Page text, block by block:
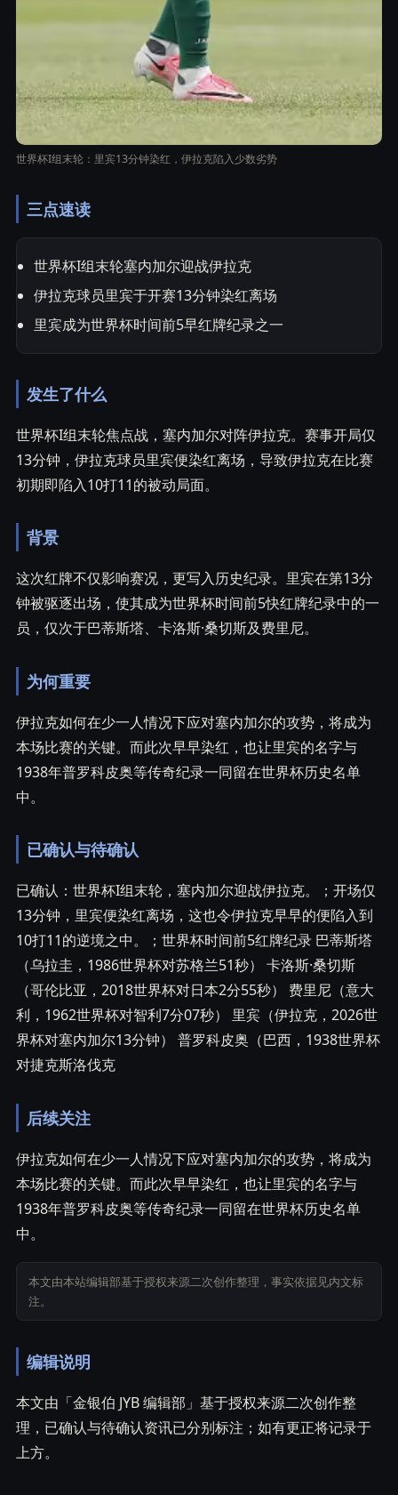
世界杯I组末轮：里宾13分钟染红，伊拉克陷入少数劣势
三点速读
世界杯I组末轮塞内加尔迎战伊拉克
伊拉克球员里宾于开赛13分钟染红离场
里宾成为世界杯时间前5早红牌纪录之一
发生了什么
世界杯I组末轮焦点战，塞内加尔对阵伊拉克。赛事开局仅
13分钟，伊拉克球员里宾便染红离场，导致伊拉克在比赛
初期即陷入10打11的被动局面。
背景
这次红牌不仅影响赛况，更写入历史纪录。里宾在第13分
钟被驱逐出场，使其成为世界杯时间前5快红牌纪录中的一
员，仅次于巴蒂斯塔、卡洛斯·桑切斯及费里尼。
为何重要
伊拉克如何在少一人情况下应对塞内加尔的攻势，将成为
本场比赛的关键。而此次早早染红，也让里宾的名字与
1938年普罗科皮奥等传奇纪录一同留在世界杯历史名单
中。
已确认与待确认
已确认：世界杯I组末轮，塞内加尔迎战伊拉克。；开场仅
13分钟，里宾便染红离场，这也令伊拉克早早的便陷入到
10打11的逆境之中。；世界杯时间前5红牌纪录 巴蒂斯塔
（乌拉圭，1986世界杯对苏格兰51秒） 卡洛斯·桑切斯
（哥伦比亚，2018世界杯对日本2分55秒） 费里尼（意大
利，1962世界杯对智利7分07秒） 里宾（伊拉克，2026世
界杯对塞内加尔13分钟） 普罗科皮奥（巴西，1938世界杯
对捷克斯洛伐克
后续关注
伊拉克如何在少一人情况下应对塞内加尔的攻势，将成为
本场比赛的关键。而此次早早染红，也让里宾的名字与
1938年普罗科皮奥等传奇纪录一同留在世界杯历史名单
中。
本文由本站编辑部基于授权来源二次创作整理，事实依据见内文标
注。
编辑说明
本文由「金银伯 JYB 编辑部」基于授权来源二次创作整
理，已确认与待确认资讯已分别标注；如有更正将记录于
上方。